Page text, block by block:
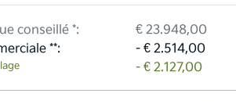
conseillé *:
€ 23.948,00
**:
- € 2.514,00
- € 2.127,00